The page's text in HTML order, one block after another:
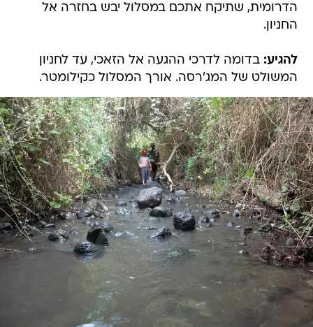
הדרומית, שתיקח אתכם במסלול יבש בחזרה אל
החניון.
להגיע: בדומה לדרכי ההגעה אל הזאכי, עד לחניון
המשולט של המג'רסה. אורך המסלול כקילומטר.